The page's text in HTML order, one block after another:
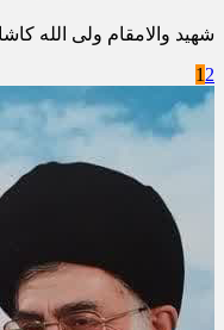
شهید والامقام ولی الله کاشانی
1 2